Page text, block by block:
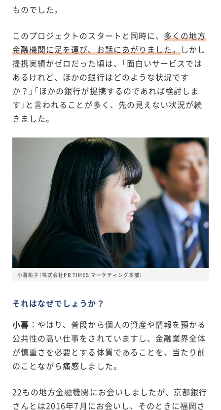
ものでした。
このプロジェクトのスタートと同時に、 多くの地方
金融機関に足を運び、お話にあがりました。しかし
提携実績がゼロだった頃は、「面白いサービスでは
あるけれど、ほかの銀行はどのような状況です
か？」「ほかの銀行が提携するのであれば検討しま
す」と言われることが多く、先の見えない状況が続
きました。
小暮桃子（株式会社PR TIMES マーケティング本部）
それはなぜでしょうか？
小暮 ：やはり、普段から個人の資産や情報を預かる
公共性の高い仕事をされていますし、金融業界全体
が慎重さを必要とする体質であることを、当たり前
のことながら痛感しました。
22もの地方金融機関にお会いしましたが、京都銀行
さんとは2016年7月にお会いし、そのときに福岡さ